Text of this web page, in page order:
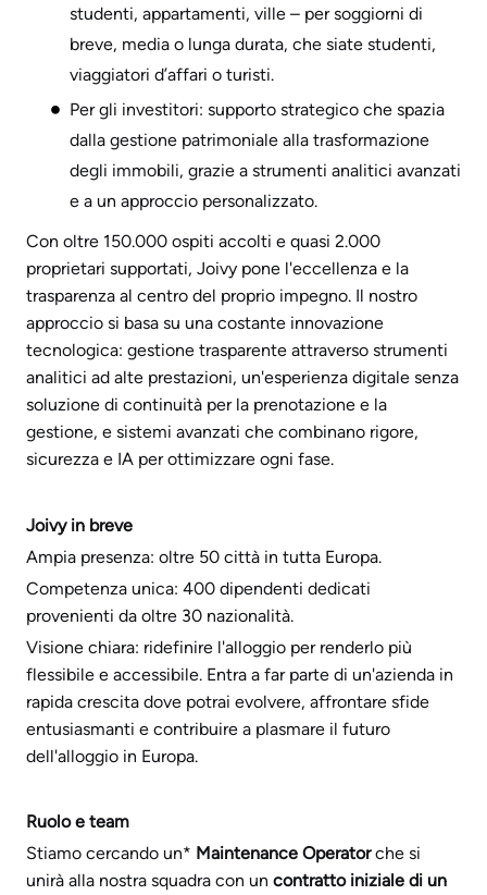
studenti, appartamenti, ville – per soggiorni di
breve, media o lunga durata, che siate studenti,
viaggiatori d’affari o turisti.
Per gli investitori: supporto strategico che spazia
dalla gestione patrimoniale alla trasformazione
degli immobili, grazie a strumenti analitici avanzati
e a un approccio personalizzato.
Con oltre 150.000 ospiti accolti e quasi 2.000
proprietari supportati, Joivy pone l'eccellenza e la
trasparenza al centro del proprio impegno. Il nostro
approccio si basa su una costante innovazione
tecnologica: gestione trasparente attraverso strumenti
analitici ad alte prestazioni, un'esperienza digitale senza
soluzione di continuità per la prenotazione e la
gestione, e sistemi avanzati che combinano rigore,
sicurezza e IA per ottimizzare ogni fase.
Joivy in breve
Ampia presenza: oltre 50 città in tutta Europa.
Competenza unica: 400 dipendenti dedicati
provenienti da oltre 30 nazionalità.
Visione chiara: ridefinire l'alloggio per renderlo più
flessibile e accessibile. Entra a far parte di un'azienda in
rapida crescita dove potrai evolvere, affrontare sfide
entusiasmanti e contribuire a plasmare il futuro
dell'alloggio in Europa.
Ruolo e team
Stiamo cercando un* Maintenance Operatorche si
unirà alla nostra squadra con un contratto iniziale di un